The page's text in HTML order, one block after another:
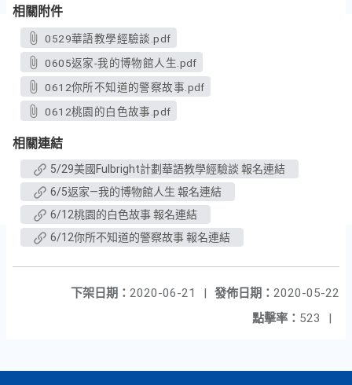
相關附件
0529華語教學經驗談.pdf
0605返家-我的博物館人生.pdf
0612你所不知道的警察故事.pdf
0612桃園的白色故事.pdf
相關連結
5/29美國Fulbright計劃華語教學經驗談 報名連結
6/5返家—我的博物館人生 報名連結
6/12桃園的白色故事 報名連結
6/12你所不知道的警察故事 報名連結
發佈日期： 2020-05-22
下架日期： 2020-06-21
|
點擊率： 523 |